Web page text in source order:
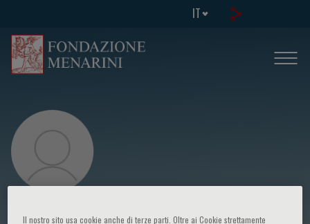
IT
Magnus Bjorkholm
Il nostro sito usa cookie anche di terze parti. Oltre ai Cookie strettamente